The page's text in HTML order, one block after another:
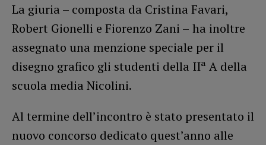
La giuria – composta da Cristina Favari,
Robert Gionelli e Fiorenzo Zani – ha inoltre
assegnato una menzione speciale per il
disegno grafico gli studenti della IIª A della
scuola media Nicolini.
Al termine dell’incontro è stato presentato il
nuovo concorso dedicato quest’anno alle